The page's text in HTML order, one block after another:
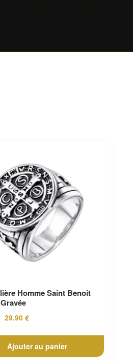
Homme Saint Benoit
29.90 €
Ajouter au panier